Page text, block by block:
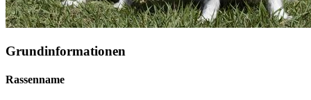
Grundinformationen
Rassenname